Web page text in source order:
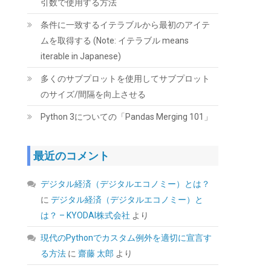
YouTubeを使用したゲーム実況やライブ配信、
会議録画に活用できます。小型軽量｜日本語取
扱説明書付き。
(546393) GBP 7.71
GMT +09:00 時点 -詳細はこちら)
CFD販売 デスクトップPC用メモリ グラフェン
銅箔 ヒートシンク DDR5-5600 32GB×2枚
(64GB) 相性保証 288pin シー・エフ・デー販売
CFD Standard W5U5600CS-32GC46F
( 54616 ) GBP 466.81
GMT +09:00 時点 -詳細はこちら)
引数で使用する方法
条件に一致するイテラブルから最初のアイテ
ムを取得する (Note: イテラブル means
iterable in Japanese)
多くのサブプロットを使用してサブプロット
のサイズ/間隔を向上させる
Python 3についての「Pandas Merging 101」
最近のコメント
デジタル経済（デジタルエコノミー）とは？
にデジタル経済（デジタルエコノミー）と
は？ – KYODAI株式会社 より
現代のPythonでカスタム例外を適切に宣言す
る方法 に齋藤 太郎 より